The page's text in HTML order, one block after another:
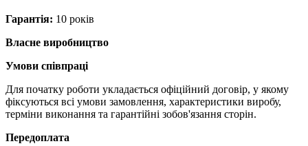
Гарантія: 10 років
Власне виробництво
Умови співпраці
Для початку роботи укладається офіційний договір, у якому
фіксуються всі умови замовлення, характеристики виробу,
терміни виконання та гарантійні зобов'язання сторін.
Передоплата